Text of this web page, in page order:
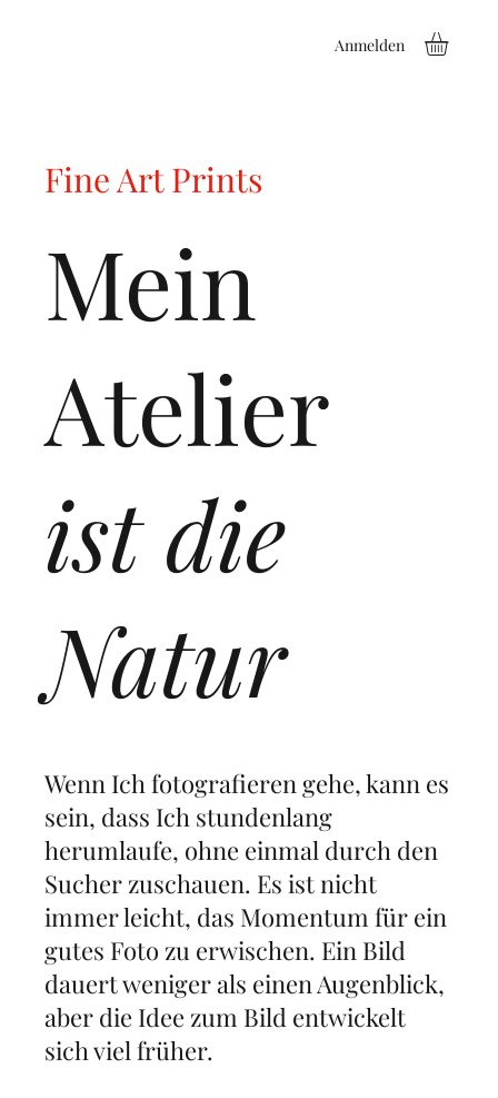
Anmelden
Fine Art Prints
Mein
Atelier
ist die
Natur
Wenn Ich fotografieren gehe, kann es
sein, dass Ich stundenlang
herumlaufe, ohne einmal durch den
Sucher zuschauen. Es ist nicht
immer leicht, das Momentum für ein
gutes Foto zu erwischen. Ein Bild
dauert weniger als einen Augenblick,
aber die Idee zum Bild entwickelt
sich viel früher.